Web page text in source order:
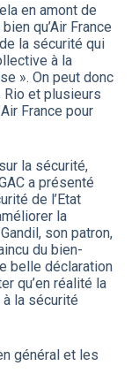
en amont de
qu’Air France
la sécurité qui
à la
». On peut donc
Rio et plusieurs
France pour
la sécurité,
a présenté
de l’Etat
la
son patron,
du bien-
belle déclaration
qu’en réalité la
la sécurité
général et les